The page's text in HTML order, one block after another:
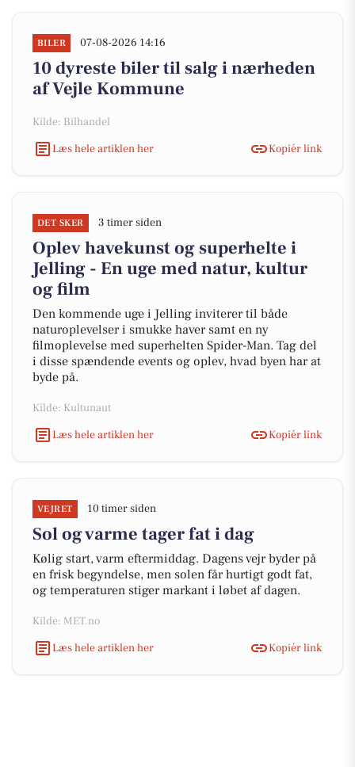
BILER 07-08-2026 14:16
10 dyreste biler til salg i nærheden
af Vejle Kommune
Kilde: Bilhandel
Læs hele artiklen her
Kopiér link
DET SKER 3 timer siden
Oplev havekunst og superhelte i
Jelling - En uge med natur, kultur
og film
Den kommende uge i Jelling inviterer til både
naturoplevelser i smukke haver samt en ny
filmoplevelse med superhelten Spider-Man. Tag del
i disse spændende events og oplev, hvad byen har at
byde på.
Kilde: Kultunaut
Læs hele artiklen her
Kopiér link
VEJRET 10 timer siden
Sol og varme tager fat i dag
Kølig start, varm eftermiddag. Dagens vejr byder på
en frisk begyndelse, men solen får hurtigt godt fat,
og temperaturen stiger markant i løbet af dagen.
Kilde: MET.no
Læs hele artiklen her
Kopiér link